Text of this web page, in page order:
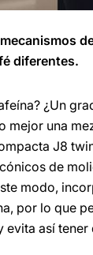
diferentes.
¿Un
mejor una
J8
de
modo,
por lo que
evita así